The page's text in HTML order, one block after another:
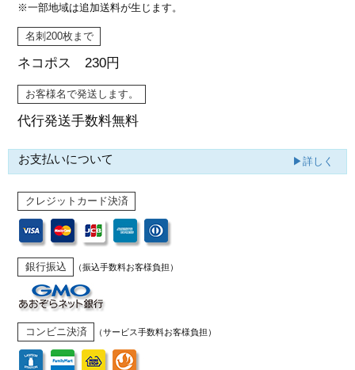
※一部地域は追加送料が生じます。
名刺200枚まで
ネコポス 230円
お客様名で発送します。
代行発送手数料無料
お支払いについて ▶詳しく
クレジットカード決済
銀行振込 （振込手数料お客様負担）
コンビニ決済 （サービス手数料お客様負担）